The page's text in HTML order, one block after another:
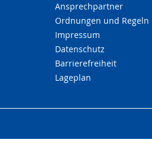
Ansprechpartner
Ordnungen und Regeln
Impressum
Datenschutz
Barrierefreiheit
Lageplan